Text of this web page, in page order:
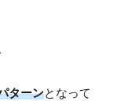
ターンとなって